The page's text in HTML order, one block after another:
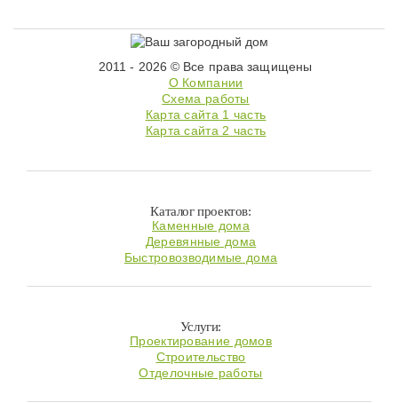
2011 - 2026 © Все права защищены
О Компании
Схема работы
Карта сайта 1 часть
Карта сайта 2 часть
Каталог проектов:
Каменные дома
Деревянные дома
Быстровозводимые дома
Услуги:
Проектирование домов
Строительство
Отделочные работы